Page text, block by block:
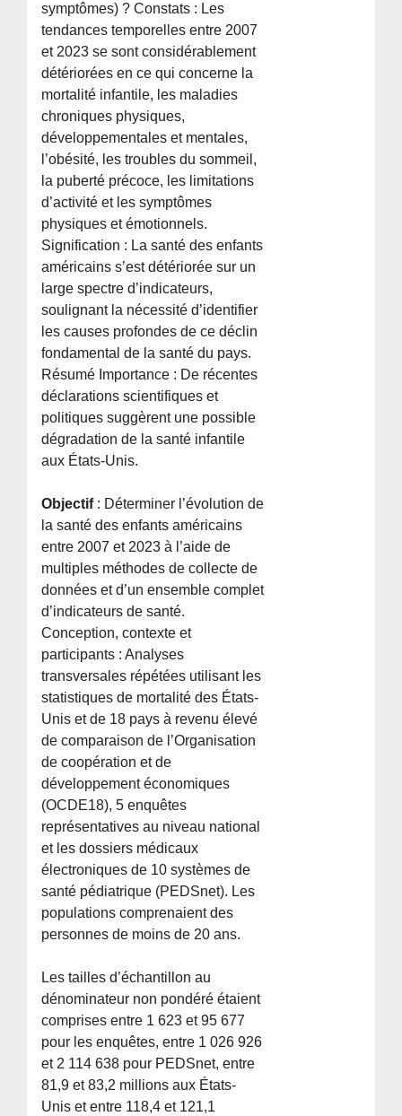
symptômes) ? Constats : Les
tendances temporelles entre 2007
et 2023 se sont considérablement
détériorées en ce qui concerne la
mortalité infantile, les maladies
chroniques physiques,
développementales et mentales,
l’obésité, les troubles du sommeil,
la puberté précoce, les limitations
d’activité et les symptômes
physiques et émotionnels.
Signification : La santé des enfants
américains s’est détériorée sur un
large spectre d’indicateurs,
soulignant la nécessité d’identifier
les causes profondes de ce déclin
fondamental de la santé du pays.
Résumé Importance : De récentes
déclarations scientifiques et
politiques suggèrent une possible
dégradation de la santé infantile
aux États-Unis.
Objectif: Déterminer l’évolution de
la santé des enfants américains
entre 2007 et 2023 à l’aide de
multiples méthodes de collecte de
données et d’un ensemble complet
d’indicateurs de santé.
Conception, contexte et
participants : Analyses
transversales répétées utilisant les
statistiques de mortalité des États-
Unis et de 18 pays à revenu élevé
de comparaison de l’Organisation
de coopération et de
développement économiques
(OCDE18), 5 enquêtes
représentatives au niveau national
et les dossiers médicaux
électroniques de 10 systèmes de
santé pédiatrique (PEDSnet). Les
populations comprenaient des
personnes de moins de 20 ans.
Les tailles d’échantillon au
dénominateur non pondéré étaient
comprises entre 1 623 et 95 677
pour les enquêtes, entre 1 026 926
et 2 114 638 pour PEDSnet, entre
81,9 et 83,2 millions aux États-
Unis et entre 118,4 et 121,1